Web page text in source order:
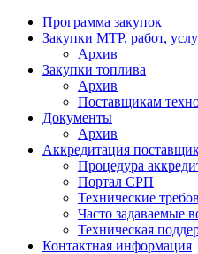
Программа закупок
Закупки МТР, работ,
Архив
Закупки топлива
Архив
Поставщикам
Документы
Архив
Аккредитация
Процедура
Портал СРП
Технические
Часто задаваемые
Техническая
Контактная информация